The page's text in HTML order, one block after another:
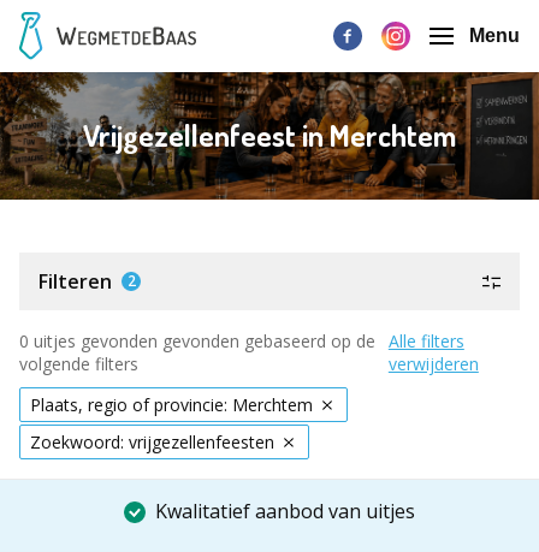
Menu
Vrijgezellenfeest in Merchtem
Filteren 2
0 uitjes gevonden gevonden gebaseerd op de
volgende filters
Alle filters
verwijderen
Plaats, regio of provincie: Merchtem
Zoekwoord: vrijgezellenfeesten
Kwalitatief aanbod van uitjes